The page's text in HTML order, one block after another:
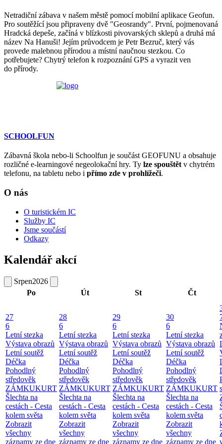
Netradiční zábava v našem městě pomocí mobilní aplikace Geofun.
Pro soutěžící jsou připraveny dvě "Geosrandy". První, pojmenovaná
Hradcká depeše, začíná v blízkosti pivovarských sklepů a druhá má
název Na Hanuši! Jejím průvodcem je Petr Bezruč, který vás
provede malebnou přírodou a místní naučnou stezkou. Co
potřebujete? Chytrý telefon k rozpoznání GPS a vyrazit ven
do přírody.
SCHOOLFUN
Zábavná škola nebo-li Schoolfun je součást GEOFUNU a obsahuje
rozličné e-learningové negeolokační hry. Ty lze spouštět v chytrém
telefonu, na tabletu nebo i přímo zde v prohlížeči.
O nás
O turistickém IC
Služby IC
Jsme součástí
Odkazy
Kalendář akcí
Srpen2026
Po
Út St Čt
27
6
Letní stezka
Výstava obrazů
Letní soutěž
Déčka
Pohodlný
středověk
ZÁMKUKURT
Šlechta na
cestách - Cesta
kolem světa
Zobrazit
všechny
záznamy ze dne
28
6
Letní stezka
Výstava obrazů
Letní soutěž
Déčka
Pohodlný
středověk
ZÁMKUKURT
Šlechta na
cestách - Cesta
kolem světa
Zobrazit
všechny
záznamy ze dne
29
6
Letní stezka
Výstava obrazů
Letní soutěž
Déčka
Pohodlný
středověk
ZÁMKUKURT
Šlechta na
cestách - Cesta
kolem světa
Zobrazit
všechny
záznamy ze dne
30
6
Letní stezka
Výstava obrazů
Letní soutěž
Déčka
Pohodlný
středověk
ZÁMKUKURT
Šlechta na
cestách - Cesta
kolem světa
Zobrazit
všechny
záznamy ze dne